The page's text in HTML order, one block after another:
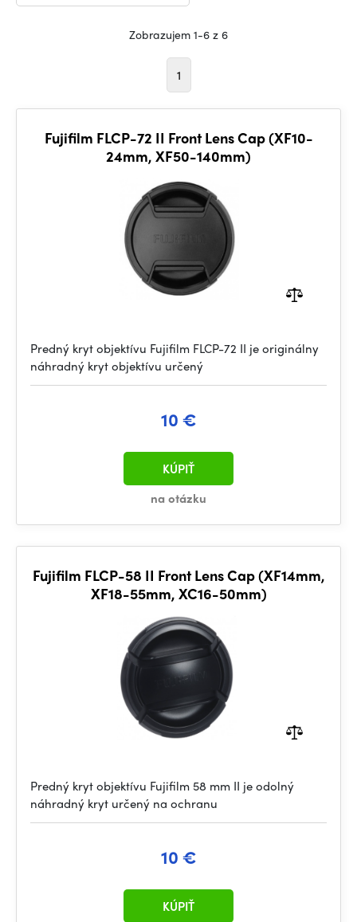
Zobrazujem 1-6 z 6
1
Fujifilm FLCP-72 II Front Lens Cap (XF10-
24mm, XF50-140mm)
Predný kryt objektívu Fujifilm FLCP-72 II je originálny
náhradný kryt objektívu určený
10 €
na otázku
KÚPIŤ
Fujifilm FLCP-58 II Front Lens Cap (XF14mm,
XF18-55mm, XC16-50mm)
Predný kryt objektívu Fujifilm 58 mm II je odolný
náhradný kryt určený na ochranu
10 €
KÚPIŤ